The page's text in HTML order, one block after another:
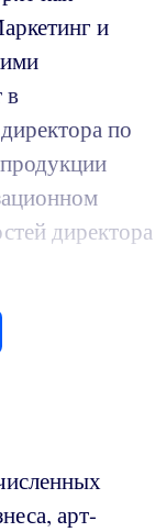
и
в
по
директора
арт-